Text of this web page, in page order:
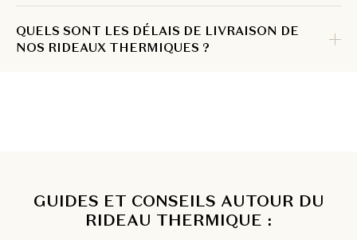
QUELS SONT LES DÉLAIS DE LIVRAISON DE
NOS RIDEAUX THERMIQUES ?
GUIDES ET CONSEILS AUTOUR DU
RIDEAU THERMIQUE :